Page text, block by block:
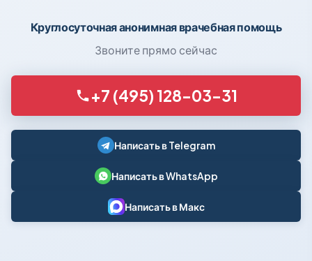
Круглосуточная анонимная врачебная помощь
Звоните прямо сейчас
+7 (495) 128-03-31
Написать в Telegram
Написать в WhatsApp
Написать в Макс